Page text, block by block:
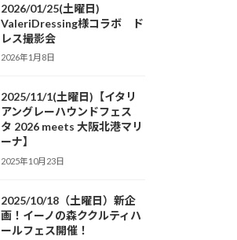
2026/01/25(土曜日)
ValeriDressing様コラボ ド
レス撮影会
2026年1月8日
2025/11/1(土曜日)【イタリ
アングレーハウンドフェス
タ 2026 meets 大阪北港マリ
ーナ】
2025年10月23日
2025/10/18（土曜日）新企
画！イーノの森ククルティハ
ールフェス開催！